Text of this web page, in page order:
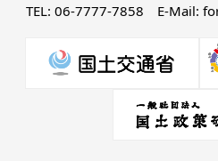
TEL: 06-7777-7858 E-Mail: